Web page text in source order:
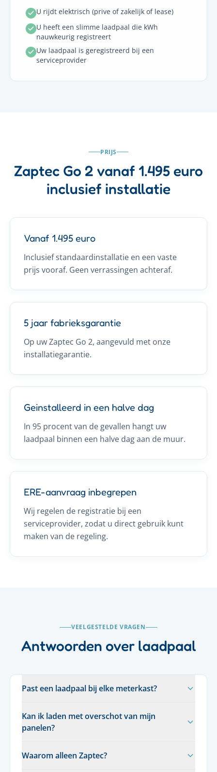
U rijdt elektrisch (prive of zakelijk of lease)
U heeft een slimme laadpaal die kWh
nauwkeurig registreert
Uw laadpaal is geregistreerd bij een
serviceprovider
PRIJS
Zaptec Go 2 vanaf 1.495 euro
inclusief installatie
Vanaf 1.495 euro
Inclusief standaardinstallatie en een vaste
prijs vooraf. Geen verrassingen achteraf.
5 jaar fabrieksgarantie
Op uw Zaptec Go 2, aangevuld met onze
installatiegarantie.
Geinstalleerd in een halve dag
In 95 procent van de gevallen hangt uw
laadpaal binnen een halve dag aan de muur.
ERE-aanvraag inbegrepen
Wij regelen de registratie bij een
serviceprovider, zodat u direct gebruik kunt
maken van de regeling.
VEELGESTELDE VRAGEN
Antwoorden over laadpaal
Past een laadpaal bij elke meterkast?
Kan ik laden met overschot van mijn
panelen?
Waarom alleen Zaptec?